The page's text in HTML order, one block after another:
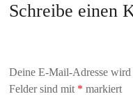
Schreibe einen
Deine E-Mail-Adresse
Felder sind mit * markiert